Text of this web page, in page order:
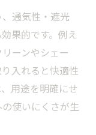
通気性・遮光
果的です。例え
ーンやシェー
入れると快適性
用途を明確にせ
使いにくさが生